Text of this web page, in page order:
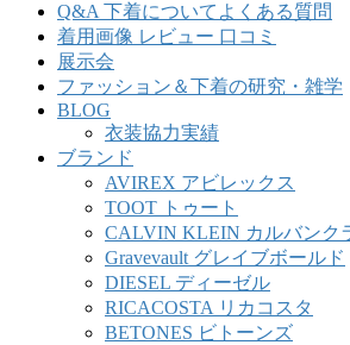
Q&A 下着についてよくある質問
着用画像 レビュー 口コミ
展示会
ファッション＆下着の研究・雑学
BLOG
衣装協力実績
ブランド
AVIREX アビレックス
TOOT トゥート
CALVIN KLEIN カルバンク
Gravevault グレイブボールド
DIESEL ディーゼル
RICACOSTA リカコスタ
BETONES ビトーンズ